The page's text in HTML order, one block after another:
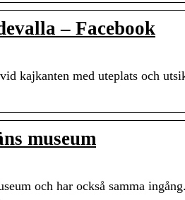
– Facebook
kajkanten med uteplats och
museum
och har också samma